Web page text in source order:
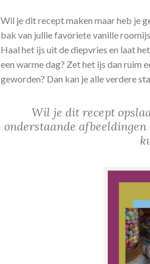
Wil je dit recept maken maar heb je
bak van jullie favoriete vanille
Haal het ijs uit de diepvries en laat
een warme dag? Zet het ijs dan ruim
geworden? Dan kan je alle verdere
Wil je dit recept
onderstaande